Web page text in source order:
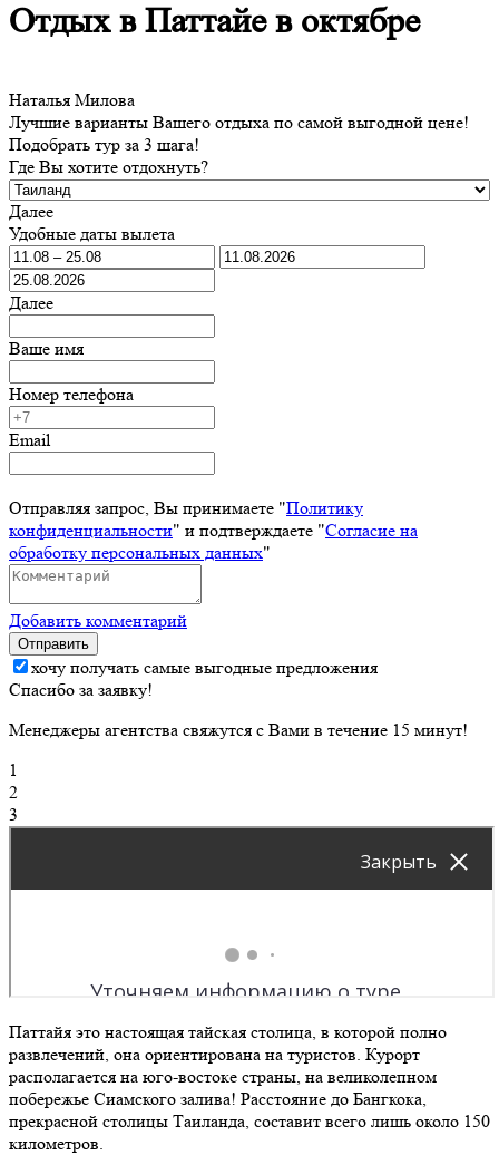
Отдых в Паттайе в октябре
Наталья Милова
Лучшие варианты Вашего отдыха по самой выгодной цене!
Подобрать тур за 3 шага!
Где Вы хотите отдохнуть?
Далее
Удобные даты вылета
Далее
Ваше имя
Номер телефона
Email
Отправляя запрос, Вы принимаете "Политику
конфиденциальности" и подтверждаете "Согласие на
обработку персональных данных"
Добавить комментарий
Отправить
хочу получать самые выгодные предложения
Спасибо за заявку!
Менеджеры агентства свяжутся с Вами в течение 15 минут!
1
2
3
Паттайя это настоящая тайская столица, в которой полно
развлечений, она ориентирована на туристов. Курорт
располагается на юго-востоке страны, на великолепном
побережье Сиамского залива! Расстояние до Бангкока,
прекрасной столицы Таиланда, составит всего лишь около 150
километров.